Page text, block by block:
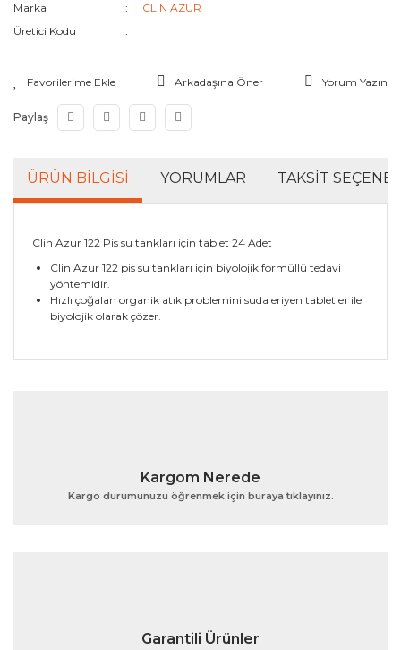
Marka
CLIN AZUR
Üretici Kodu
Arkadaşına Öner Yorum Yazın
Paylaş
ÜRÜN BILGISI YORUMLAR TAKSIT
Clin Azur 122 Pis su tankları için tablet 24 Adet
Clin Azur 122 pis su tankları için biyolojik formüllü tedavi
yöntemidir.
Hızlı çoğalan organik atık problemini suda eriyen tabletler ile
biyolojik olarak çözer.
Bu ürünün fiyat bilgisi, resim, ürün açıklamalarında ve
Ürün açıklamasında eksik bilgiler bulunuyor.
Kargom Nerede
Kargo durumunuzu öğrenmek için buraya tıklayınız.
Garantili Ürünler